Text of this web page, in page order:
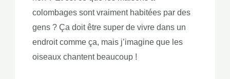
colombages sont vraiment habitées par des
gens ? Ça doit être super de vivre dans un
endroit comme ça, mais j’imagine que les
oiseaux chantent beaucoup !